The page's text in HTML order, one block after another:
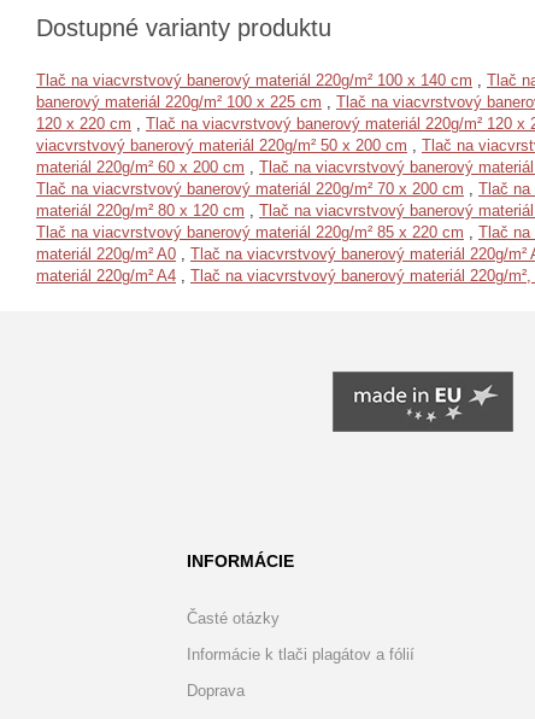
Dostupné varianty produktu
Tlač na viacvrstvový banerový materiál 220g/m² 100 x 140 cm , Tlač
banerový materiál 220g/m² 100 x 225 cm , Tlač na viacvrstvový
120 x 220 cm , Tlač na viacvrstvový banerový materiál 220g/m² 120 x
viacvrstvový banerový materiál 220g/m² 50 x 200 cm , Tlač na
materiál 220g/m² 60 x 200 cm , Tlač na viacvrstvový banerový
Tlač na viacvrstvový banerový materiál 220g/m² 70 x 200 cm , Tlač na
materiál 220g/m² 80 x 120 cm , Tlač na viacvrstvový banerový
Tlač na viacvrstvový banerový materiál 220g/m² 85 x 220 cm , Tlač na
materiál 220g/m² A0 , Tlač na viacvrstvový banerový materiál 220g/m²
materiál 220g/m² A4 , Tlač na viacvrstvový banerový materiál 220g/
INFORMÁCIE
Časté otázky
Informácie k tlači plagátov a fólií
Doprava